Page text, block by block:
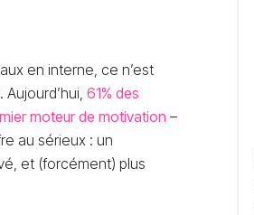
en interne, ce n’est
61% des
moteur de motivation –
au sérieux : un
et (forcément) plus